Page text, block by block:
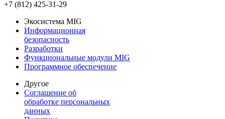
+7 (812) 425-31-29
Экосистема MIG
Информационная
безопасность
Разработки
Функциональные модули MIG
Программное обеспечение
Другое
Соглашение об
обработке персональных
данных